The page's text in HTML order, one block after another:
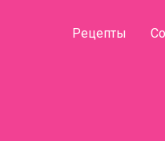
Рецепты